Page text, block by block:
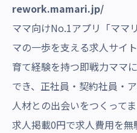
rework.mamari.jp/
ママ向けNo.1アプリ「ママ
マの一歩を支える求人サイ
育て経験を持つ即戦力ママ
でき、正社員・契約社員・
人材との出会いをつくってま
求人掲載0円で求人費用を